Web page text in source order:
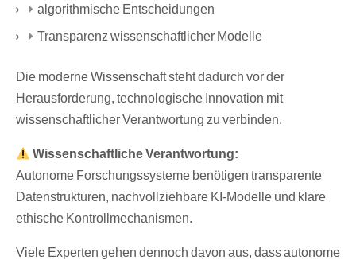
algorithmische Entscheidungen
Transparenz wissenschaftlicher Modelle
Die moderne Wissenschaft steht dadurch vor der
Herausforderung, technologische Innovation mit
wissenschaftlicher Verantwortung zu verbinden.
Wissenschaftliche Verantwortung:
Autonome Forschungssysteme benötigen transparente
Datenstrukturen, nachvollziehbare KI-Modelle und klare
ethische Kontrollmechanismen.
Viele Experten gehen dennoch davon aus, dass autonome